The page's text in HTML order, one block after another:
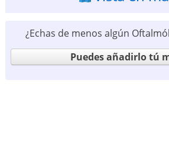
¿Echas de menos algún
Puedes añadirlo tú